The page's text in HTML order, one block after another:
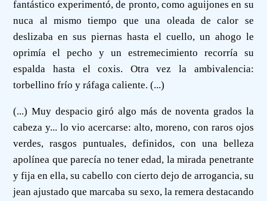
fantástico experimentó, de pronto, como aguijones en su
nuca al mismo tiempo que una oleada de calor se
deslizaba en sus piernas hasta el cuello, un ahogo le
oprimía el pecho y un estremecimiento recorría su
espalda hasta el coxis. Otra vez la ambivalencia:
torbellino frío y ráfaga caliente. (...)
(...) Muy despacio giró algo más de noventa grados la
cabeza y... lo vio acercarse: alto, moreno, con raros ojos
verdes, rasgos puntuales, definidos, con una belleza
apolínea que parecía no tener edad, la mirada penetrante
y fija en ella, su cabello con cierto dejo de arrogancia, su
jean ajustado que marcaba su sexo, la remera destacando